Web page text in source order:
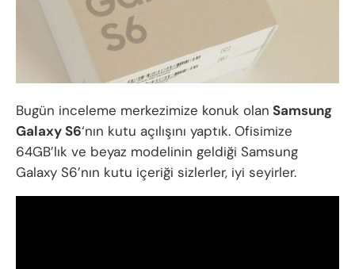
Bugün inceleme merkezimize konuk olan Samsung
Galaxy S6‘nın kutu açılışını yaptık. Ofisimize
64GB’lık ve beyaz modelinin geldiği Samsung
Galaxy S6’nın kutu içeriği sizlerler, iyi seyirler.